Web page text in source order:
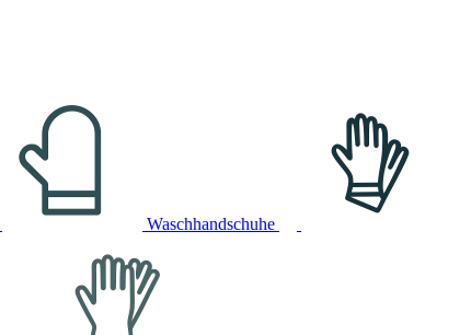
Waschhandschuhe